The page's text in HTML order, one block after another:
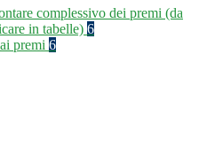
complessivo dei premi (da
in tabelle) 6
premi 6